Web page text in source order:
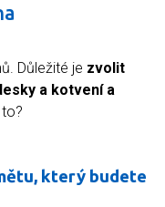
Důležité je zvolit
a kotvení a
který budete